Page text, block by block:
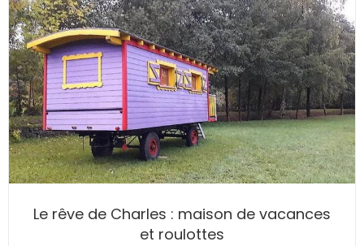
Le rêve de Charles : maison de vacances
et roulottes